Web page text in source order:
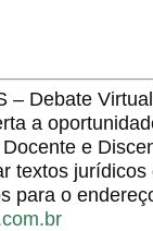
– Debate
a
e
textos
para o